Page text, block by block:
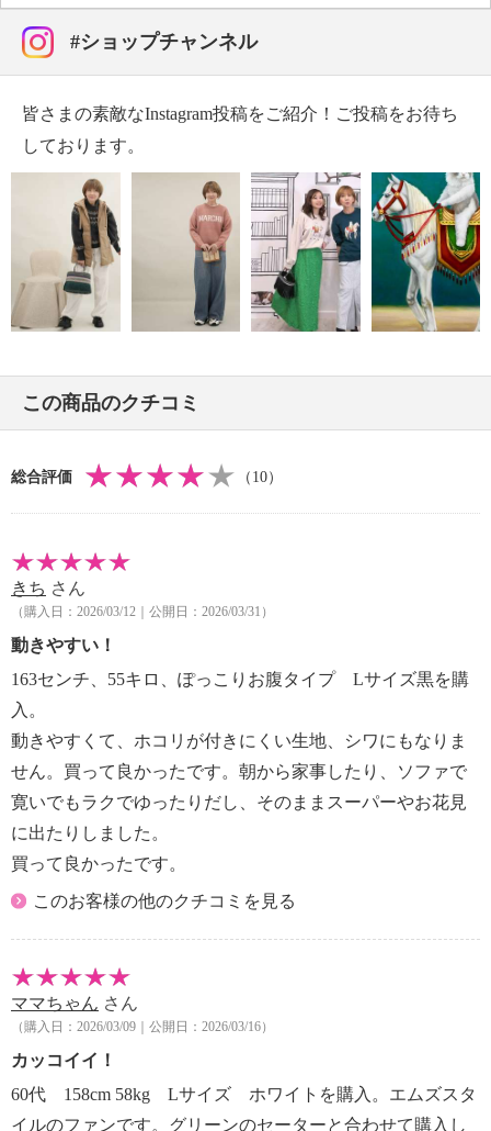
【メンテナンス（絵表示ラベル）】
・洗濯機：可
・漂白処理：塩素系・酸素系漂白不可
・自然乾燥：日陰の吊り干し
・アイロン仕上げ：可（中温）
・ドライクリーニング：石油系ドライクリーニング可
・ウエットクリーニング：可
【メンテナンス（ケアラベル）】
・単品洗い
・水や汗などによる色落ち、色移り注意
・摩擦による色落ち、色移り注意
・毛玉が生じるおそれあり
【原産国（地）】
・中国製
#ショップチャンネル
皆さまの素敵なInstagram投稿をご紹介！ご投稿をお待ち
しております。
この商品のクチコミ
総合評価 （10）
きち さん
（購入日：2026/03/12｜公開日：2026/03/31）
動きやすい！
163センチ、55キロ、ぽっこりお腹タイプ Lサイズ黒を購
入。
動きやすくて、ホコリが付きにくい生地、シワにもなりま
せん。買って良かったです。朝から家事したり、ソファで
寛いでもラクでゆったりだし、そのままスーパーやお花見
に出たりしました。
買って良かったです。
このお客様の他のクチコミを見る
ママちゃん さん
（購入日：2026/03/09｜公開日：2026/03/16）
カッコイイ！
60代 158cm 58kg Lサイズ ホワイトを購入。エムズスタ
イルのファンです。グリーンのセーターと合わせて購入し